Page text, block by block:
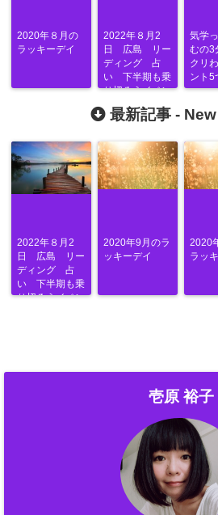
2020年８月の
ラッキーデイ
2022年８月2
日 広島 リー
ディング 占
い 下半期も乗
り切ろうイベン
気学
むの
クリ
ント5
最新記事 -
2022年８月2
日 広島 リー
ディング 占
い 下半期も乗
り切ろうイベン
2020年9月のラ
ッキーデイ
2020
ラッ
壱原 裕子